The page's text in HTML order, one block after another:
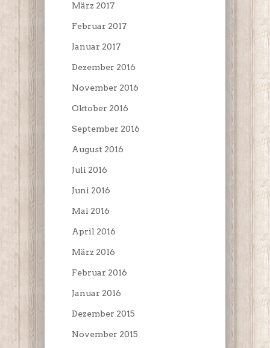
März 2017
Februar 2017
Januar 2017
Dezember 2016
November 2016
Oktober 2016
September 2016
August 2016
Juli 2016
Juni 2016
Mai 2016
April 2016
März 2016
Februar 2016
Januar 2016
Dezember 2015
November 2015